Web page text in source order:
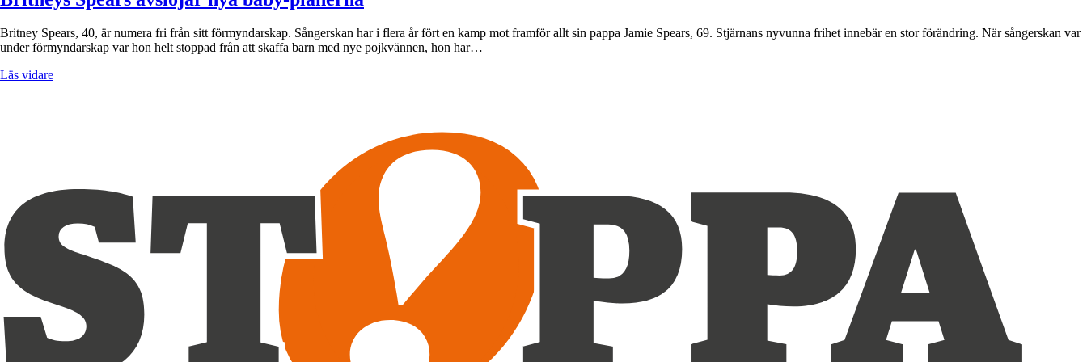
Britney Spears, 40, är numera fri från sitt förmyndarskap. Sångerskan har i flera år fört en kamp mot framför allt sin pappa Jamie Spears, 69. Stjärnans nyvunna frihet innebär en stor förändring. När sångerskan var
under förmyndarskap var hon helt stoppad från att skaffa barn med nye pojkvännen, hon har…
Läs vidare